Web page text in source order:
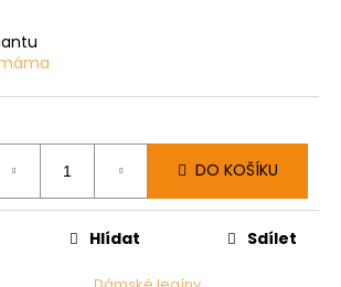
DO KOŠÍKU
Hlídat Sdílet